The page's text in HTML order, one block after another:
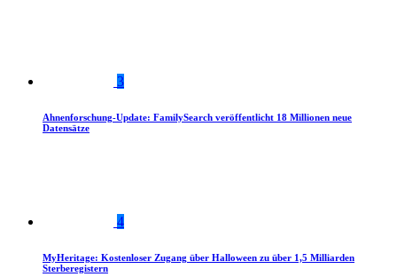
3
Ahnenforschung-Update: FamilySearch veröffentlicht 18 Millionen neue
Datensätze
4
MyHeritage: Kostenloser Zugang über Halloween zu über 1,5 Milliarden
Sterberegistern